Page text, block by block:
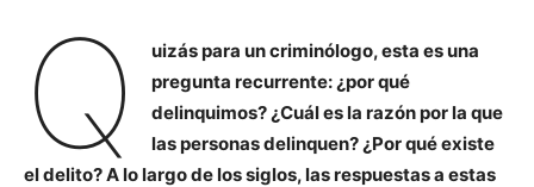
Q
uizás para un criminólogo, esta es una
pregunta recurrente: ¿por qué
delinquimos? ¿Cuál es la razón por la que
las personas delinquen? ¿Por qué existe
el delito? A lo largo de los siglos, las respuestas a estas